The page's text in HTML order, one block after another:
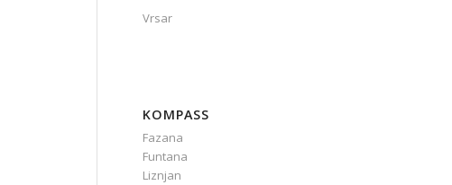
Vrsar
KOMPASS
Fazana
Funtana
Liznjan